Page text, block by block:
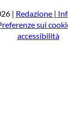
a
| Redazione |
sui
accessibilità